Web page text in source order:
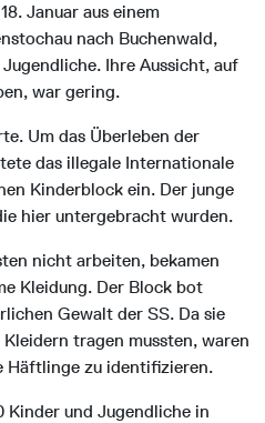
Januar aus einem
nach Buchenwald,
Ihre Aussicht, auf
war gering.
Um das Überleben der
das illegale Internationale
Kinderblock ein. Der junge
hier untergebracht wurden.
nicht arbeiten, bekamen
Kleidung. Der Block bot
Gewalt der SS. Da sie
tragen mussten, waren
Häftlinge zu identifizieren.
und Jugendliche in